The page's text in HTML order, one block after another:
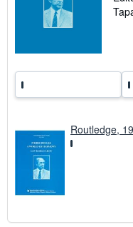
Routledge,